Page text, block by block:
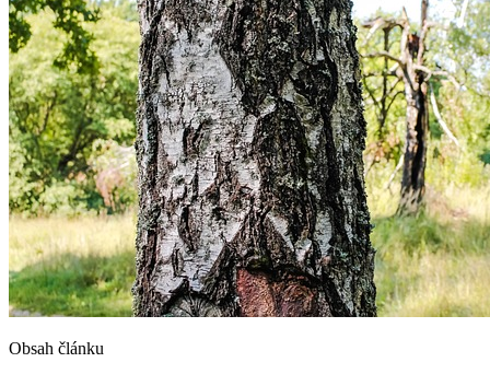
Obsah článku